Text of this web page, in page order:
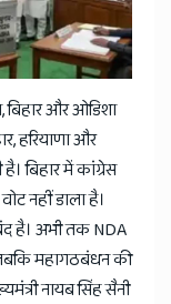
बिहार और ओडिशा
हरियाणा और
बिहार में कांग्रेस
नहीं डाला है।
है। अभी तक NDA
महागठबंधन की
नायब सिंह सैनी